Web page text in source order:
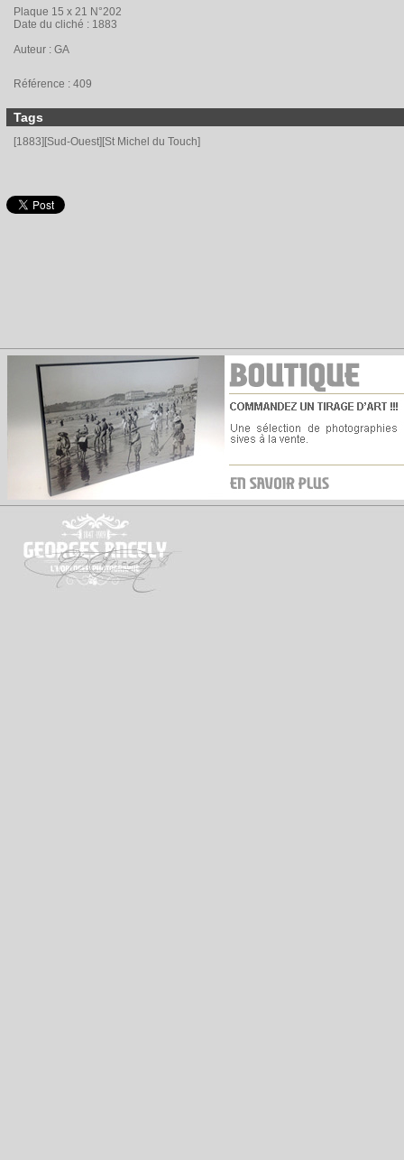
Plaque 15 x 21 N°202
Date du cliché : 1883
Auteur : GA
Référence : 409
Tags
[1883][Sud-Ouest][St Michel du Touch]